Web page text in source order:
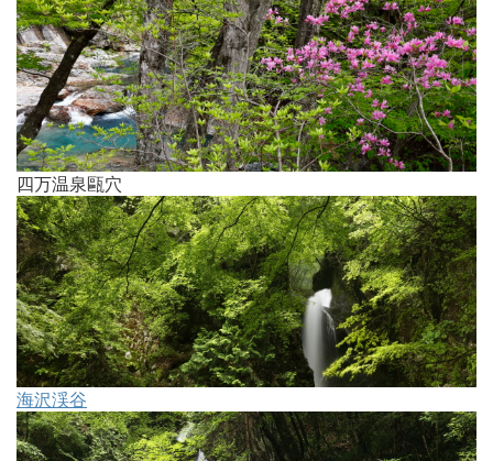
四万温泉甌穴
海沢渓谷